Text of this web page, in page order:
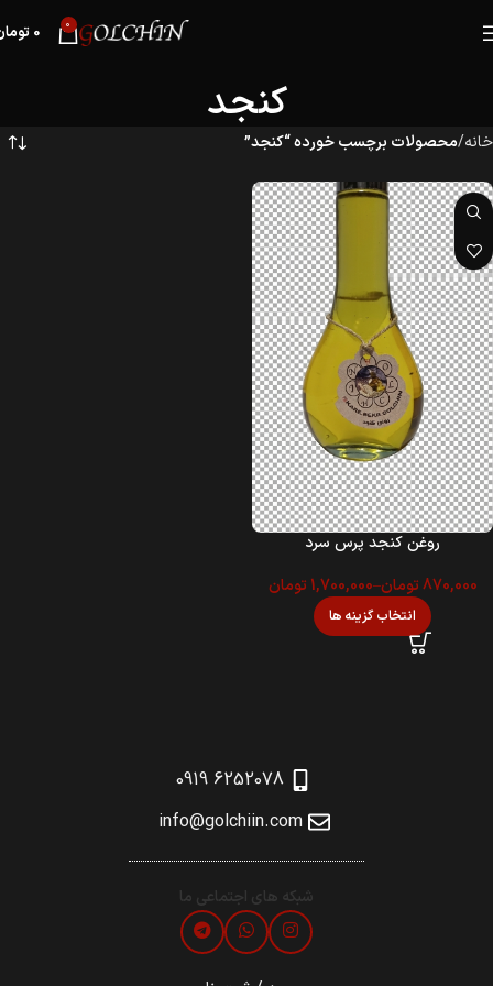
0
0
کنجد
خانه محصولات برچسب خورده “کنجد”
روغن کنجد پرس سرد
870,000تومان–
1,700,000 تومان
انتخاب گزینه ها
6252078 0919
info@golchiin.com
شبکه های اجتماعی ما